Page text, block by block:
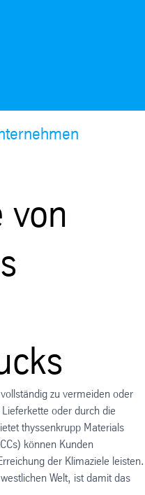
von
zu vermeiden oder
oder durch die
thyssenkrupp Materials
können Kunden
der Klimaziele leisten.
Welt, ist damit das